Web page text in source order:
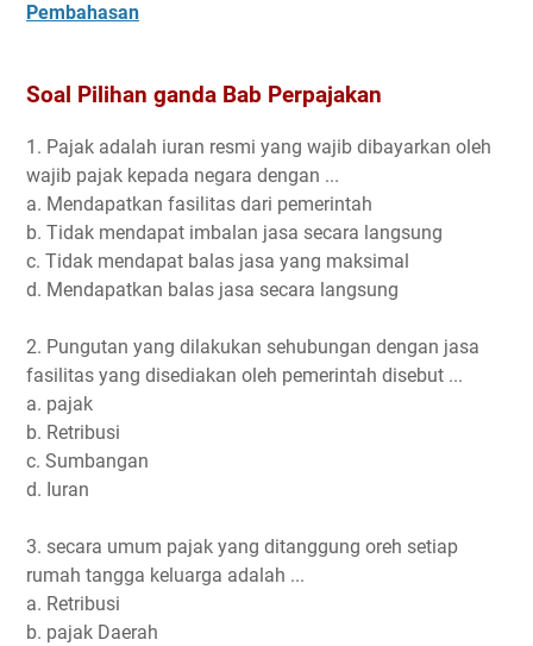
Pembahasan
Soal Pilihan ganda Bab Perpajakan
1. Pajak adalah iuran resmi yang wajib dibayarkan oleh
wajib pajak kepada negara dengan ...
a. Mendapatkan fasilitas dari pemerintah
b. Tidak mendapat imbalan jasa secara langsung
c. Tidak mendapat balas jasa yang maksimal
d. Mendapatkan balas jasa secara langsung
2. Pungutan yang dilakukan sehubungan dengan jasa
fasilitas yang disediakan oleh pemerintah disebut ...
a. pajak
b. Retribusi
c. Sumbangan
d. Iuran
3. secara umum pajak yang ditanggung oreh setiap
rumah tangga keluarga adalah ...
a. Retribusi
b. pajak Daerah